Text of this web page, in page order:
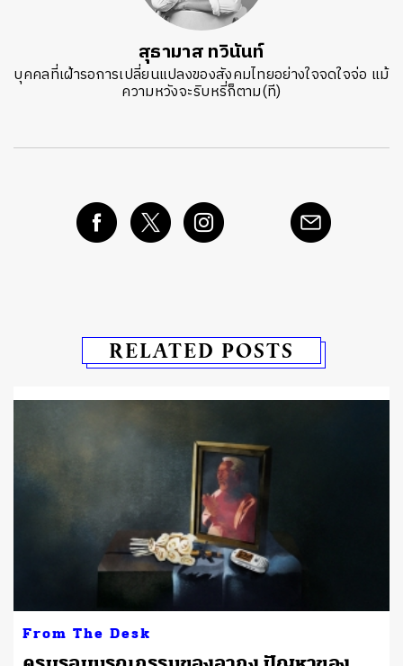
สุธามาส ทวินันท์
บุคคลที่เฝ้ารอการเปลี่ยนแปลงของสังคมไทยอย่างใจจดใจจ่อ แม้
ความหวังจะริบหรี่ก็ตาม(ที)
RELATED POSTS
From The Desk